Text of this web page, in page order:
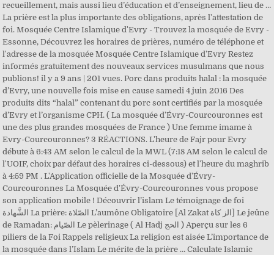
recueillement, mais aussi lieu d’éducation et d’enseignement, lieu de …
La prière est la plus importante des obligations, après l'attestation de
foi. Mosquée Centre Islamique d'Evry - Trouvez la mosquée de Evry -
Essonne, Découvrez les horaires de prières, numéro de téléphone et
l'adresse de la mosquée Mosquée Centre Islamique d'Evry Restez
informés gratuitement des nouveaux services musulmans que nous
publions! il y a 9 ans | 201 vues. Porc dans produits halal : la mosquée
d’Evry, une nouvelle fois mise en cause samedi 4 juin 2016 Des
produits dits “halal” contenant du porc sont certifiés par la mosquée
d’Evry et l’organisme CPH. ( La mosquée d'Évry-Courcouronnes est
une des plus grandes mosquées de France ) Une femme imame à
Evry-Courcouronnes? 3 RÉACTIONS. L'heure de Fajr pour Evry
débute à 6:43 AM selon le calcul de la MWL (7:18 AM selon le calcul de
l'UOIF, choix par défaut des horaires ci-dessous) et l'heure du maghrib
à 4:59 PM . L'Application officielle de la Mosquée d'Évry-
Courcouronnes La Mosquée d'Évry-Courcouronnes vous propose
son application mobile ! Découvrir l’islam Le témoignage de foi
الشَّهادة La prière: الصّلاة L’aumône Obligatoire [Al Zakat الز كاة] Le jeûne
de Ramadan: الصّيام Le pèlerinage ( Al Hadj الحج ) Aperçu sur les 6
piliers de la Foi Rappels religieux La religion est aisée L’importance de
la mosquée dans l’Islam Le mérite de la prière … Calculate Islamic